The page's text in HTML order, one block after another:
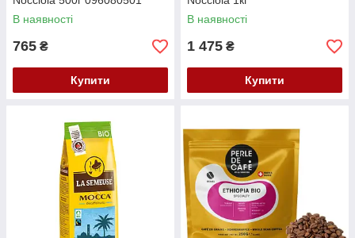
В наявності
765 ₴
Купити
В наявності
1 475 ₴
Купити